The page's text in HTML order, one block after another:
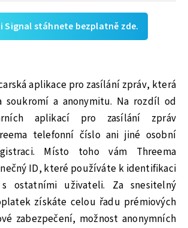
Signal stáhnete bezplatně zde.
aplikace pro zasílání zpráv, která
soukromí a anonymitu. Na rozdíl od
aplikací pro zasílání zpráv
telefonní číslo ani jiné osobní
Místo toho vám Threema
ID, které používáte k identifikaci
ostatními uživateli. Za snesitelný
získáte celou řadu prémiových
zabezpečení, možnost anonymních